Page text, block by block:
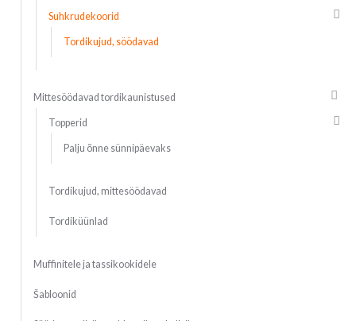
Suhkrudekoorid
Tordikujud, söödavad
Mittesöödavad tordikaunistused
Topperid
Palju õnne sünnipäevaks
Tordikujud, mittesöödavad
Tordiküünlad
Muffinitele ja tassikookidele
Šabloonid